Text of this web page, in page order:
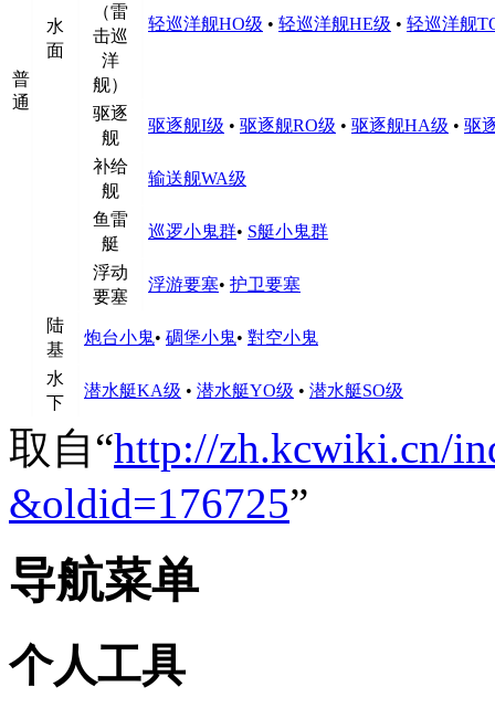
普
通
水
面
（雷
击巡
洋
舰）
轻巡洋舰HO级 • 轻巡洋舰HE级 • 轻巡洋舰
驱逐
舰
驱逐舰I级 • 驱逐舰RO级 • 驱逐舰HA级 • 驱
补给
舰
输送舰WA级
鱼雷
艇
巡逻小鬼群• S艇小鬼群
浮动
要塞
浮游要塞• 护卫要塞
陆
基
炮台小鬼• 碉堡小鬼• 對空小鬼
水
下
潜水艇KA级 • 潜水艇YO级 • 潜水艇SO级
取自“http://zh.kcwiki.cn/
&oldid=176725”
导航菜单
个人工具